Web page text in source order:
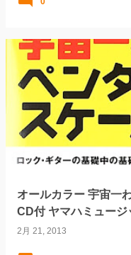
オールカラー 宇宙一
CD付 ヤマハミュージ
2月 21, 2013